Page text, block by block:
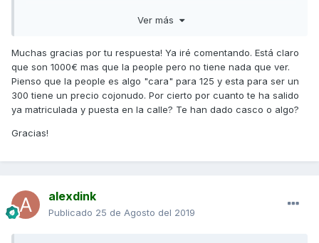
medida. 30km de ida 30 km de vuelta diarios , pero no la
buen aplomo, no he notado fallos de estabilidad y entrada
en curva, tiene buen empuje en todo el recorrido y viendo
lo que comentan por el foro, con los rodillos pulley de 16g o
17g puedes mejorar el desarrollo asi que nada, esperando a
hacer la revision de los 1.000km y seguramente a los 2.000
algo mejor que esto en scooter de 300cc (o 276cc reales
Salud2
Ver más
Muchas gracias por tu respuesta! Ya iré comentando. Está claro
que son 1000€ mas que la people pero no tiene nada que ver.
Pienso que la people es algo "cara" para 125 y esta para ser un
300 tiene un precio cojonudo. Por cierto por cuanto te ha salido
ya matriculada y puesta en la calle? Te han dado casco o algo?
Gracias!
alexdink
Publicado 25 de Agosto del 2019